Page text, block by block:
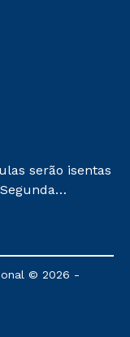
serão isentas
será de R$
Ensino
e Metodologia
© 2026 -